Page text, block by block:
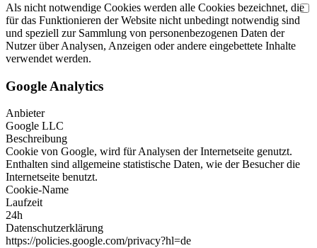
Als nicht notwendige Cookies werden alle Cookies bezeichnet, die
für das Funktionieren der Website nicht unbedingt notwendig sind
und speziell zur Sammlung von personenbezogenen Daten der
Nutzer über Analysen, Anzeigen oder andere eingebettete Inhalte
verwendet werden.
Google Analytics
Anbieter
Google LLC
Beschreibung
Cookie von Google, wird für Analysen der Internetseite genutzt.
Enthalten sind allgemeine statistische Daten, wie der Besucher die
Internetseite benutzt.
Cookie-Name
Laufzeit
24h
Datenschutzerklärung
https://policies.google.com/privacy?hl=de